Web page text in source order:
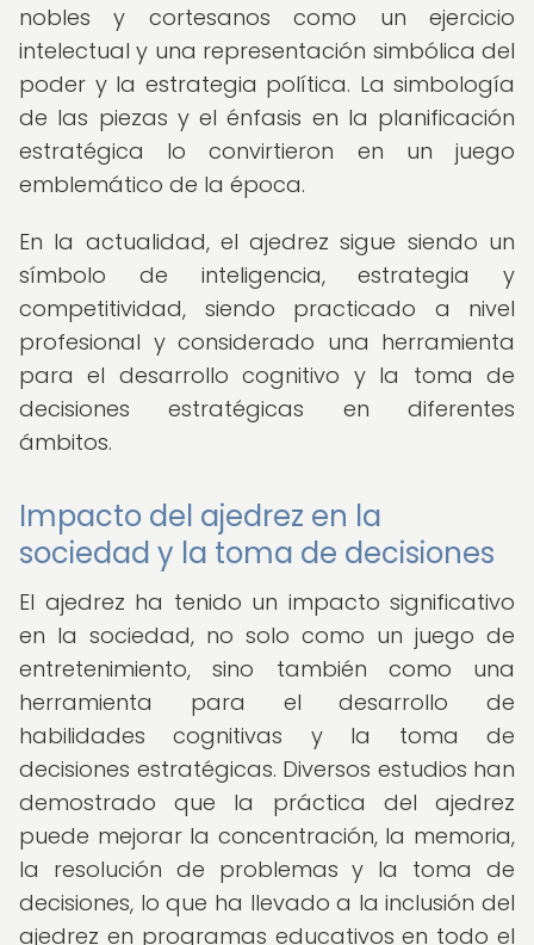
nobles y cortesanos como un ejercicio
intelectual y una representación simbólica del
poder y la estrategia política. La simbología
de las piezas y el énfasis en la planificación
estratégica lo convirtieron en un juego
emblemático de la época.
En la actualidad, el ajedrez sigue siendo un
símbolo de inteligencia, estrategia y
competitividad, siendo practicado a nivel
profesional y considerado una herramienta
para el desarrollo cognitivo y la toma de
decisiones estratégicas en diferentes
ámbitos.
Impacto del ajedrez en la
sociedad y la toma de decisiones
El ajedrez ha tenido un impacto significativo
en la sociedad, no solo como un juego de
entretenimiento, sino también como una
herramienta para el desarrollo de
habilidades cognitivas y la toma de
decisiones estratégicas. Diversos estudios han
demostrado que la práctica del ajedrez
puede mejorar la concentración, la memoria,
la resolución de problemas y la toma de
decisiones, lo que ha llevado a la inclusión del
ajedrez en programas educativos en todo el